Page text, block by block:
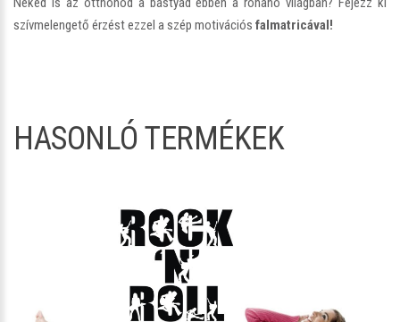
szívmelengető érzést ezzel a szép motivációs falmatricával!
HASONLÓ TERMÉKEK